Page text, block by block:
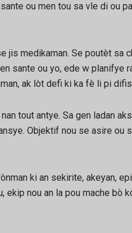
ou men tou sa vle di ou
jis medikaman. Se poutèt
sante ou yo, ede w planifye
ak lòt defi ki ka fè li pi
tout antye. Sa gen ladan
Objektif nou se asire
ki an sekirite, akeyan,
ekip nou an la pou mache